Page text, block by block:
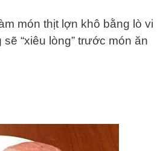
món thịt lợn khô bằng lò vi
“xiêu lòng” trước món ăn